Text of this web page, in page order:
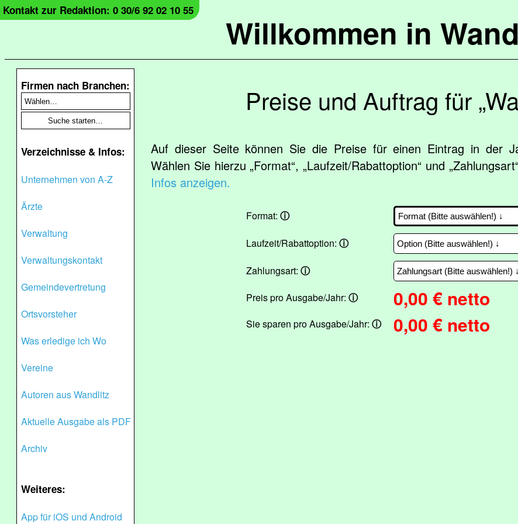
Willkommen in
Kontakt zur Redaktion: 0 30/6 92 02 10 55
Firmen nach Branchen:
Verzeichnisse & Infos:
Unternehmen von A-Z
Ärzte
Verwaltung
Verwaltungskontakt
Gemeindevertretung
Ortsvorsteher
Was erledige ich Wo
Vereine
Autoren aus Wandlitz
Aktuelle Ausgabe als PDF
Archiv
Weiteres:
App für iOS und Android
Preise und Auftrag für
Auf dieser Seite können Sie die Preise für einen Eintrag in der
Wählen Sie hierzu „Format“, „Laufzeit/Rabattoption“ und
Infos anzeigen.
Format: ⓘ
Laufzeit/Rabattoption: ⓘ
Zahlungsart: ⓘ
Preis pro Ausgabe/Jahr: ⓘ 0,00 € netto
Sie sparen pro Ausgabe/Jahr: ⓘ 0,00 € netto